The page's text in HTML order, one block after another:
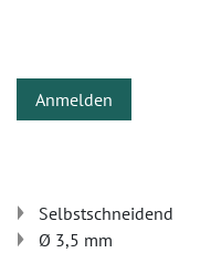
Anmelden
Selbstschneidend
Ø 3,5 mm